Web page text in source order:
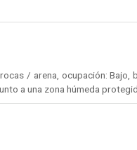
/ arena, ocupación: Bajo,
a una zona húmeda